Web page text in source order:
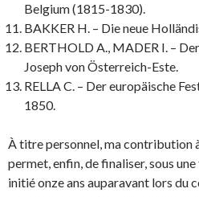
Belgium (1815-1830).
BAKKER H. – Die neue
BERTHOLD A., MADER I. –
Joseph von Österreich-Este.
RELLA C. – Der europäische
1850.
À titre personnel, ma contribution
permet, enfin, de finaliser, sous
initié onze ans auparavant lors du